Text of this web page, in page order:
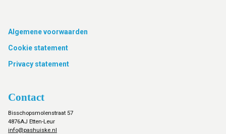
Footer
Algemene voorwaarden
Cookie statement
Privacy statement
Contact
Bisschopsmolenstraat 57
4876AJ Etten-Leur
info@pashuiske.nl